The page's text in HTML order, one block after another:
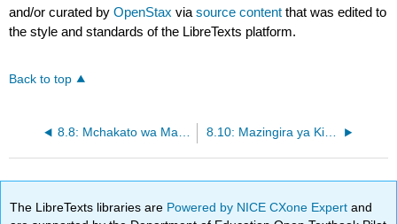
and/or curated byOpenStax viasource content that was edited to
the style and standards of the LibreTexts platform.
Back to top
8.8: Mchakato wa Mahusiano ya Kazi 8.10: Mazingira ya Kisheria ya Rasilimali na Mahusiano ya Kazi
The LibreTexts libraries are Powered by NICE CXone Expertand